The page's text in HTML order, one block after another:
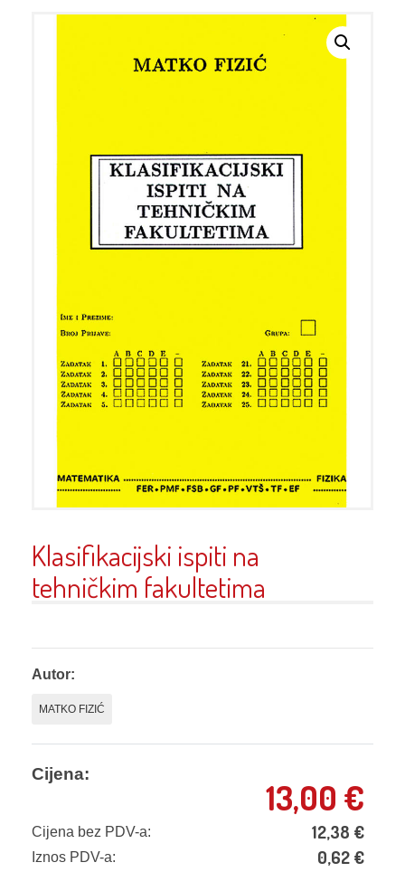
Klasifikacijski ispiti na
tehničkim fakultetima
Autor:
MATKO FIZIĆ
Cijena:
13,00 €
Cijena bez PDV-a: 12,38 €
Iznos PDV-a: 0,62 €